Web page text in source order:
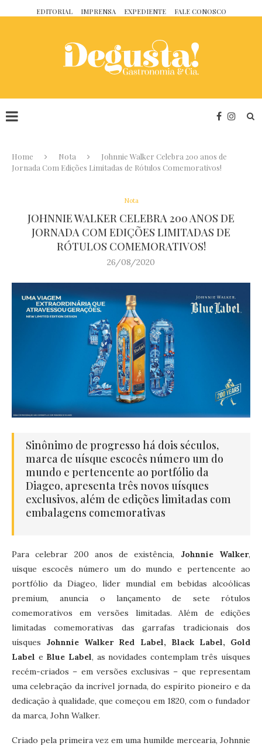
EDITORIAL IMPRENSA EXPEDIENTE FALE CONOSCO
Home Nota
Johnnie Walker Celebra 200 anos de
Jornada Com Edições Limitadas de Rótulos Comemorativos!
Nota
JOHNNIE WALKER CELEBRA 200 ANOS DE
JORNADA COM EDIÇÕES LIMITADAS DE
RÓTULOS COMEMORATIVOS!
26/08/2020
Sinônimo de progresso há dois séculos,
marca de uísque escocês número um do
mundo e pertencente ao portfólio da
Diageo, apresenta três novos uísques
exclusivos, além de edições limitadas com
embalagens comemorativas
Para celebrar 200 anos de existência, Johnnie Walker,
uísque escocês número um do mundo e pertencente ao
portfólio da Diageo, líder mundial em bebidas alcoólicas
premium, anuncia o lançamento de sete rótulos
comemorativos em versões limitadas. Além de edições
limitadas comemorativas das garrafas tradicionais dos
uísques Johnnie Walker Red Label, Black Label, Gold
Label e Blue Label, as novidades contemplam três uísques
recém-criados – em versões exclusivas – que representam
uma celebração da incrível jornada, do espírito pioneiro e da
dedicação à qualidade, que começou em 1820, com o fundador
da marca, John Walker.
Criado pela primeira vez em uma humilde mercearia, Johnnie